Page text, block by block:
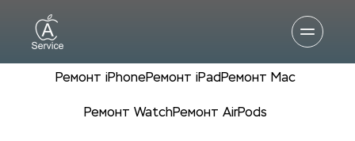
Ремонт iPhoneРемонт iPad Ремонт Mac
Ремонт WatchРемонт AirPods